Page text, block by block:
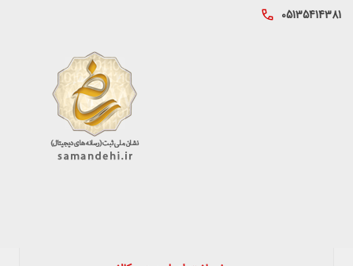
05135414381